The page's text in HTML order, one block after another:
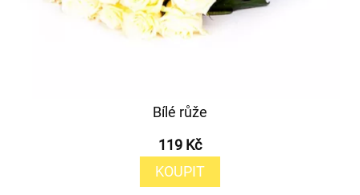
Bílé růže
119 Kč
KOUPIT